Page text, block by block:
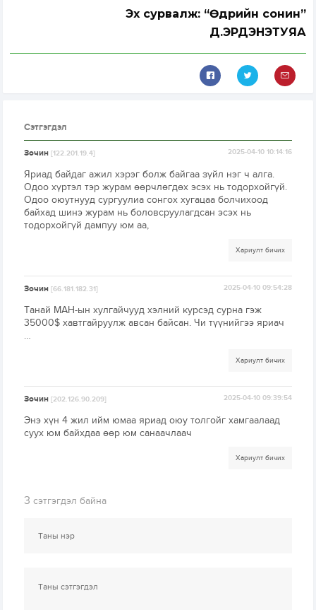
Эх сурвалж: “Өдрийн сонин”
Д.ЭРДЭНЭТУЯА
Сэтгэгдэл
Зочин[122.201.19.4] 2025-04-10 10:14:16
Яриад байдаг ажил хэрэг болж байгаа зүйл нэг ч алга.
Одоо хүртэл тэр журам өөрчлөгдөх эсэх нь тодорхойгүй.
Одоо оюутнууд сургуулиа сонгох хугацаа болчихоод
байхад шинэ журам нь боловсруулагдсан эсэх нь
тодорхойгүй дампуу юм аа,
Хариулт бичих
Зочин[66.181.182.31] 2025-04-10 09:54:28
Танай МАН-ын хулгайчууд хэлний курсэд сурна гэж
35000$ хавтгайруулж авсан байсан. Чи түүнийгээ яриач
…
Хариулт бичих
Зочин[202.126.90.209] 2025-04-10 09:39:54
Энэ хүн 4 жил ийм юмаа яриад оюу толгойг хамгаалаад
суух юм байхдаа өөр юм санаачлаач
Хариулт бичих
3 сэтгэгдэл байна